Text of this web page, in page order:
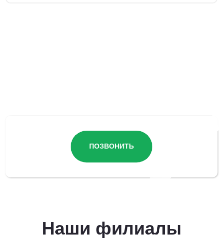
ПОЗВОНИТЬ
Наши филиалы